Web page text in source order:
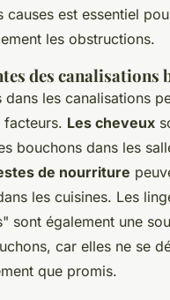
causes est essentiel
les obstructions.
des canalisations
dans les canalisations
facteurs. Les cheveux
bouchons dans les
de nourriture
les cuisines. Les
sont également une
car elles ne se
que promis.